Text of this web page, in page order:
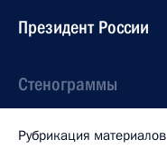
Президент России
Стенограммы
Рубрикация материалов